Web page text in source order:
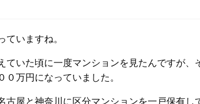
いますね。
ていた頃に一度マンションを見たんですが、
万円になっていました。
古屋と神奈川に区分マンションを一戸保有し